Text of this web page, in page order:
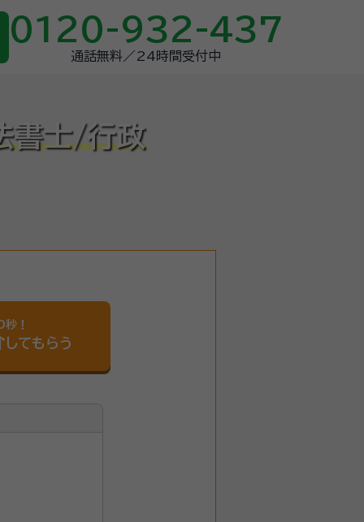
0120-932-437
通話無料／24時間受付中
書士/行政
！
してもらう